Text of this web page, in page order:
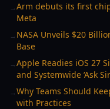
→Arm debuts its first
Meta
→ NASA Unveils $20
Base
→Apple Readies iOS 27
and Systemwide ‘Ask
→Why Teams Should
with Practices